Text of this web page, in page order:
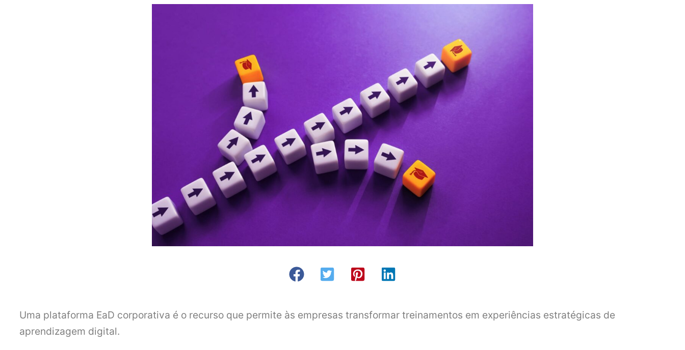
Uma plataforma EaD corporativa é o recurso que permite às empresas transformar treinamentos em experiências estratégicas de
aprendizagem digital.